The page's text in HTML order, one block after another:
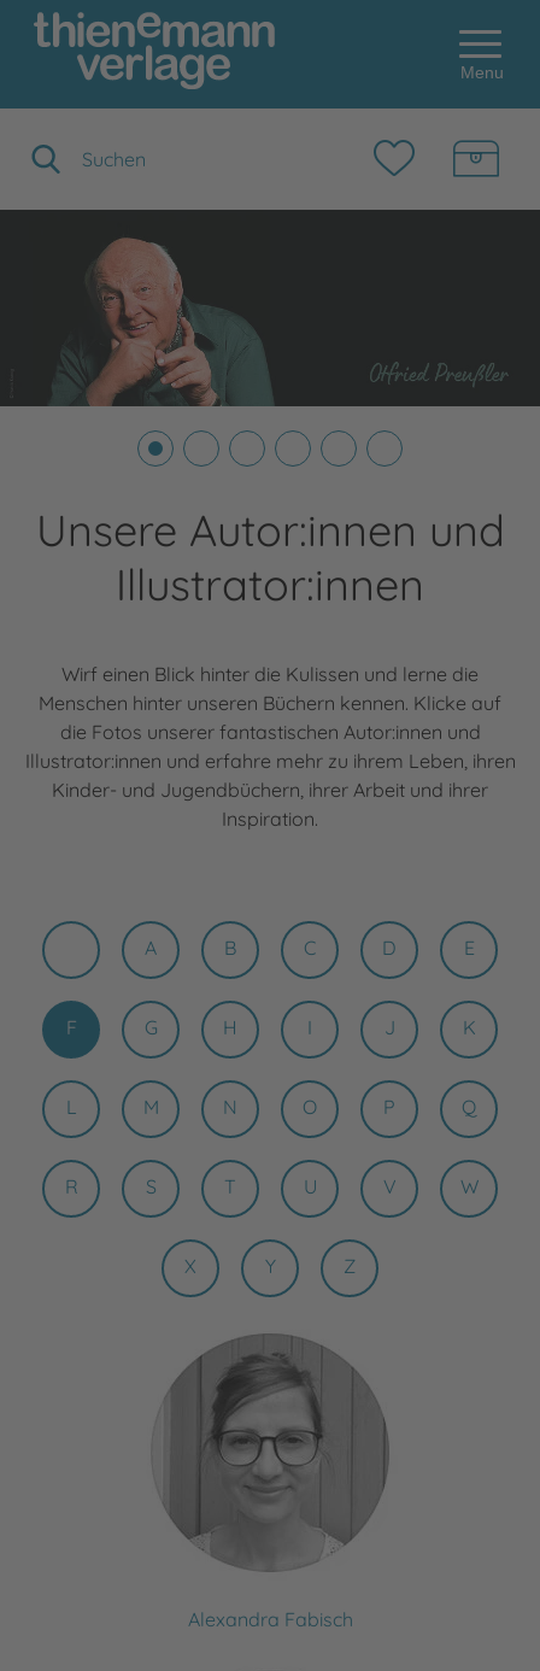
Menu
Unsere Autor:innen und
Illustrator:innen
Wirf einen Blick hinter die Kulissen und lerne die
Menschen hinter unseren Büchern kennen. Klicke auf
die Fotos unserer fantastischen Autor:innen und
Illustrator:innen und erfahre mehr zu ihrem Leben, ihren
Kinder- und Jugendbüchern, ihrer Arbeit und ihrer
Inspiration.
A B C D E
F G H I J K
L M N O P Q
R S T U V W
X Y Z
Alexandra Fabisch